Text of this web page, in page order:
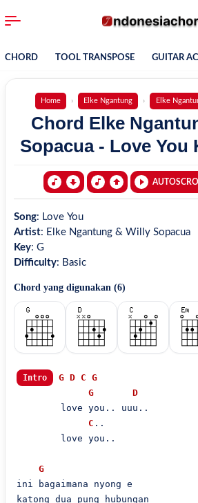
CHORD TOOL TRANSPOSE GUITAR
Home Elke Ngantung Elke
Chord Elke
Sopacua - Love You
Song: Love You
Artist: Elke Ngantung & Willy Sopacua
Key: G
Difficulty: Basic
Chord yang digunakan (6)
Intro G D C G
G
D
        love you.. uuu..
C ..
        love you..
G
ini bagaimana nyong e
katong dua pung hubungan